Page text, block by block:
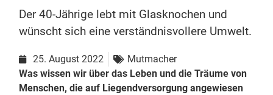
Der 40-Jährige lebt mit Glasknochen und
wünscht sich eine verständnisvollere Umwelt.
25. August 2022
Mutmacher
Was wissen wir über das Leben und die Träume von
Menschen, die auf Liegendversorgung angewiesen